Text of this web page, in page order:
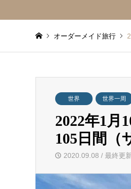
オーダーメイド旅行
世界 世界一周
2022年1月
105日間（
2020.09.08 / 最終更